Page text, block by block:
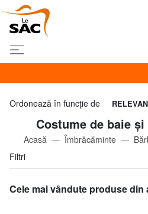
Ordonează în funcţie de
Costume de baie
Acasă Îmbrăcăminte
Filtri
Cele mai vândute produse din